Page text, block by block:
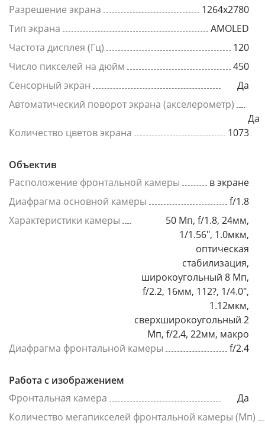
Разрешение экрана
1264x2780
Тип экрана
AMOLED
Частота дисплея (Гц)
120
Число пикселей на дюйм
450
Сенсорный экран
Да
Автоматический поворот экрана (акселерометр)
Да
Количество цветов экрана
1073
Объектив
Расположение фронтальной камеры
в экране
Диафрагма основной камеры
f/1.8
Характеристики камеры
50 Мп, f/1.8, 24мм,
1/1.56", 1.0мкм,
оптическая
стабилизация,
широкоугольный 8 Мп,
f/2.2, 16мм, 112?, 1/4.0",
1.12мкм,
сверхширокоугольный 2
Мп, f/2.4, 22мм, макро
Диафрагма фронтальной камеры
f/2.4
Работа с изображением
Фронтальная камера
Да
Количество мегапикселей фронтальной камеры (Мп)